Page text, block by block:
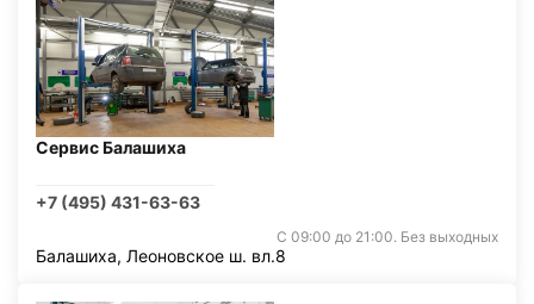
Сервис Балашиха
+7 (495) 431-63-63
С 09:00 до 21:00. Без выходных
Балашиха, Леоновское ш. вл.8